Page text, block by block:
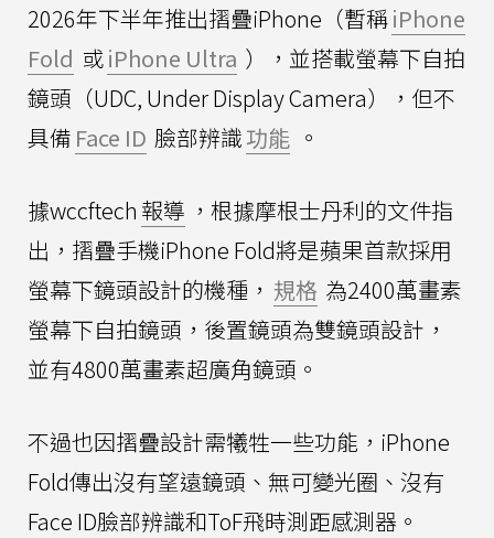
2026年下半年推出摺疊iPhone（暫稱iPhone
Fold 或iPhone Ultra ），並搭載螢幕下自拍
鏡頭（UDC, Under Display Camera），但不
具備 Face ID 臉部辨識功能 。
據wccftech 報導 ，根據摩根士丹利的文件指
出，摺疊手機iPhone Fold將是蘋果首款採用
螢幕下鏡頭設計的機種， 規格 為2400萬畫素
螢幕下自拍鏡頭，後置鏡頭為雙鏡頭設計，
並有4800萬畫素超廣角鏡頭。
不過也因摺疊設計需犧牲一些功能，iPhone
Fold傳出沒有望遠鏡頭、無可變光圈、沒有
Face ID臉部辨識和ToF飛時測距感測器。